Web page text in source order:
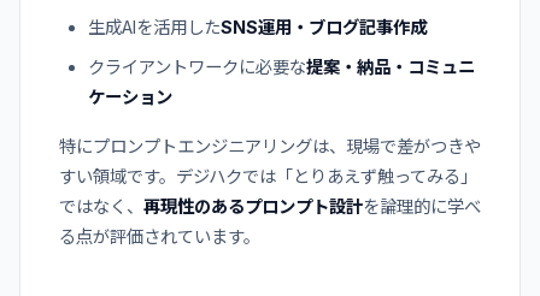
生成AIを活用したSNS運用・ブログ記事作成
クライアントワークに必要な提案・納品・コミュニ
ケーション
特にプロンプトエンジニアリングは、現場で差がつきや
すい領域です。デジハクでは「とりあえず触ってみる」
ではなく、 再現性のあるプロンプト設計を論理的に学べ
る点が評価されています。